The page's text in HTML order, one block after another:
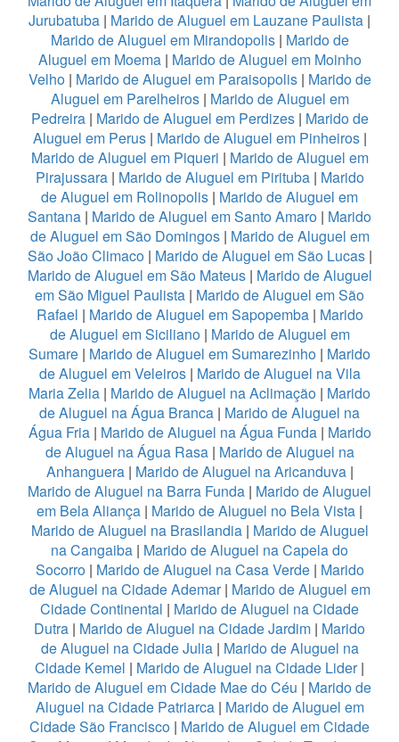
Jurubatuba | Marido de Aluguel em Lauzane Paulista |
Marido de Aluguel em Mirandopolis| Marido de
Aluguel em Moema| Marido de Aluguel em Moinho
Velho | Marido de Aluguel em Paraisopolis| Marido de
Aluguel em Parelheiros| Marido de Aluguel em
Pedreira| Marido de Aluguel em Perdizes| Marido de
Aluguel em Perus| Marido de Aluguel em Pinheiros|
Marido de Aluguel em Piqueri | Marido de Aluguel em
Pirajussara| Marido de Aluguel em Pirituba| Marido
de Aluguel em Rolinopolis | Marido de Aluguel em
Santana | Marido de Aluguel em Santo Amaro | Marido
de Aluguel em São Domingos| Marido de Aluguel em
São João Climaco| Marido de Aluguel em São Lucas|
Marido de Aluguel em São Mateus | Marido de Aluguel
em São Miguel Paulista | Marido de Aluguel em São
Rafael | Marido de Aluguel em Sapopemba | Marido
de Aluguel em Siciliano| Marido de Aluguel em
Sumare | Marido de Aluguel em Sumarezinho | Marido
de Aluguel em Veleiros| Marido de Aluguel na Vila
Maria Zelia | Marido de Aluguel na Aclimação | Marido
de Aluguel na Água Branca | Marido de Aluguel na
Água Fria| Marido de Aluguel na Água Funda| Marido
de Aluguel na Água Rasa | Marido de Aluguel na
Anhanguera| Marido de Aluguel na Aricanduva|
Marido de Aluguel na Barra Funda | Marido de Aluguel
em Bela Aliança | Marido de Aluguel no Bela Vista |
Marido de Aluguel na Brasilandia| Marido de Aluguel
na Cangaiba | Marido de Aluguel na Capela do
Socorro | Marido de Aluguel na Casa Verde| Marido
de Aluguel na Cidade Ademar| Marido de Aluguel em
Cidade Continental | Marido de Aluguel na Cidade
Dutra | Marido de Aluguel na Cidade Jardim | Marido
de Aluguel na Cidade Julia | Marido de Aluguel na
Cidade Kemel | Marido de Aluguel na Cidade Lider|
Marido de Aluguel em Cidade Mae do Céu | Marido de
Aluguel na Cidade Patriarca| Marido de Aluguel em
Cidade São Francisco | Marido de Aluguel em Cidade